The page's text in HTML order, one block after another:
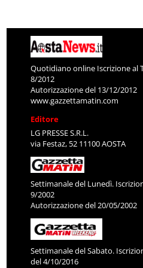
Quotidiano online Iscrizione al
8/2012
Autorizzazione del 13/12/2012
www.gazzettamatin.com
Editore
LG PRESSE S.R.L.
via Festaz, 52 11100 AOSTA
Settimanale del Lunedì.
9/2002
Autorizzazione del 20/05/2002
Settimanale del Sabato.
del 4/10/2016